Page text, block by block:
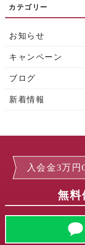
お知らせ
キャンペーン
ブログ
新着情報
入会金3万円
無料